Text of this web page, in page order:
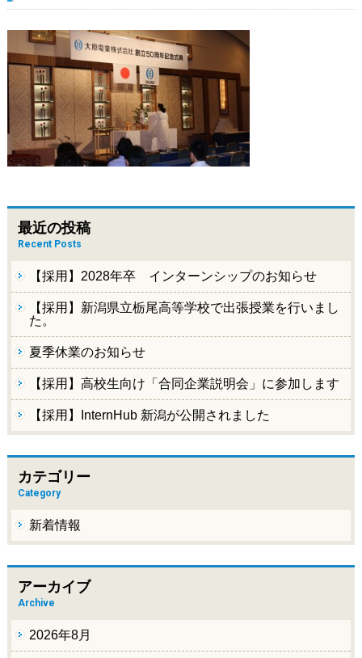
最近の投稿
Recent Posts
【採用】2028年卒 インターンシップのお知らせ
【採用】新潟県立栃尾高等学校で出張授業を行いまし
た。
夏季休業のお知らせ
【採用】高校生向け「合同企業説明会」に参加します
【採用】InternHub 新潟が公開されました
カテゴリー
Category
新着情報
アーカイブ
Archive
2026年8月